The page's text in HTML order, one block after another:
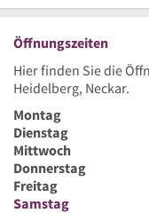
Öffnungszeiten
Hier finden Sie die
Heidelberg, Neckar.
Montag
Dienstag
Mittwoch
Donnerstag
Freitag
Samstag